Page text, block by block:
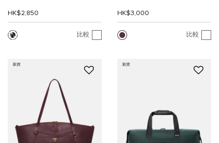
HK$2,850
比較
HK$3,000
比較
新貨 新貨